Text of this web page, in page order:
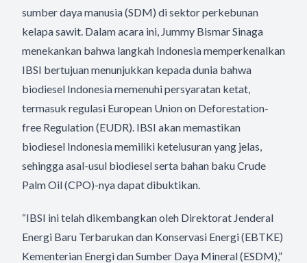
sumber daya manusia (SDM) di sektor perkebunan
kelapa sawit. Dalam acara ini, Jummy Bismar Sinaga
menekankan bahwa langkah Indonesia memperkenalkan
IBSI bertujuan menunjukkan kepada dunia bahwa
biodiesel Indonesia memenuhi persyaratan ketat,
termasuk regulasi European Union on Deforestation-
free Regulation (EUDR). IBSI akan memastikan
biodiesel Indonesia memiliki ketelusuran yang jelas,
sehingga asal-usul biodiesel serta bahan baku Crude
Palm Oil (CPO)-nya dapat dibuktikan.
“IBSI ini telah dikembangkan oleh Direktorat Jenderal
Energi Baru Terbarukan dan Konservasi Energi (EBTKE)
Kementerian Energi dan Sumber Daya Mineral (ESDM),”